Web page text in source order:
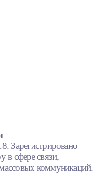
Зарегистрировано
в сфере связи,
коммуникаций.